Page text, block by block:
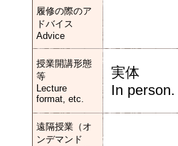
履修の際のア
ドバイス
Advice
授業開講形態
等
Lecture
format, etc.
実体
In person.
遠隔授業（オ
ンデマンド